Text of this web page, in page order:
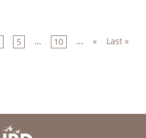
5 ... 10 ... » Last »